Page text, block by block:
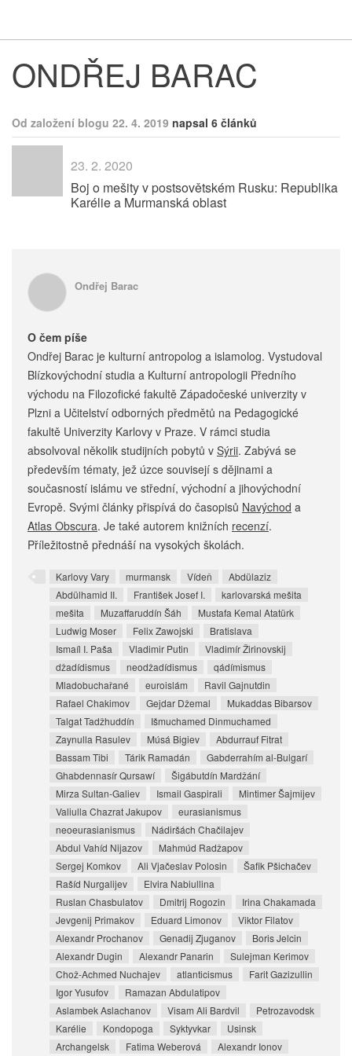
ONDŘEJ BARAC
Od založení blogu 22. 4. 2019 napsal 6 článků
23. 2. 2020
Boj o mešity v postsovětském Rusku: Republika
Karélie a Murmanská oblast
Ondřej Barac
O čem píše
Ondřej Barac je kulturní antropolog a islamolog. Vystudoval
Blízkovýchodní studia a Kulturní antropologii Předního
východu na Filozofické fakultě Západočeské univerzity v
Plzni a Učitelství odborných předmětů na Pedagogické
fakultě Univerzity Karlovy v Praze. V rámci studia
absolvoval několik studijních pobytů v Sýrii. Zabývá se
především tématy, jež úzce souvisejí s dějinami a
současností islámu ve střední, východní a jihovýchodní
Evropě. Svými články přispívá do časopisů Navýchod a
Atlas Obscura. Je také autorem knižních recenzí.
Příležitostně přednáší na vysokých školách.
Karlovy Vary murmansk Vídeň
Abdülaziz
Abdülhamid II.
František Josef I.
karlovarská mešita
mešita
Muzaffaruddín Šáh
Mustafa Kemal Atatürk
Ludwig Moser
Felix Zawojski
Bratislava
Ismaíl I. Paša
Vladimir Putin
Vladimír Žirinovskij
džadídismus
neodžadídismus
qádímismus
Mladobuchařané
euroislám
Ravil Gajnutdin
Rafael Chakimov
Gejdar Džemal
Mukaddas Bibarsov
Talgat Tadžhuddín
Išmuchamed Dinmuchamed
Zaynulla Rasulev
Músá Bigiev
Abdurrauf Fitrat
Bassam Tibi
Tárik Ramadán
Gabderrahím al-Bulgarí
Ghabdennasír Qursawí
Šigábutdín Mardžání
Mirza Sultan-Galiev
Ismail Gaspirali
Mintimer Šajmijev
Valiulla Chazrat Jakupov
eurasianismus
neoeurasianismus
Nádiršách Chačilajev
Abdul Vahíd Nijazov
Mahmúd Radžapov
Sergej Komkov
Ali Vjačeslav Polosin
Šafik Pšichačev
Rašíd Nurgalijev
Elvira Nabiullina
Ruslan Chasbulatov
Dmitrij Rogozin
Irina Chakamada
Jevgenij Primakov
Eduard Limonov
Viktor Filatov
Alexandr Prochanov
Genadij Zjuganov
Boris Jelcin
Alexandr Dugin
Alexandr Panarin
Sulejman Kerimov
Chož-Achmed Nuchajev
atlanticismus
Farit Gazizullin
Igor Yusufov
Ramazan Abdulatipov
Aslambek Aslachanov
Visam Ali Bardvil
Petrozavodsk
Karélie
Kondopoga Syktyvkar
Usinsk
Archangelsk
Fatima Weberová Alexandr Ionov